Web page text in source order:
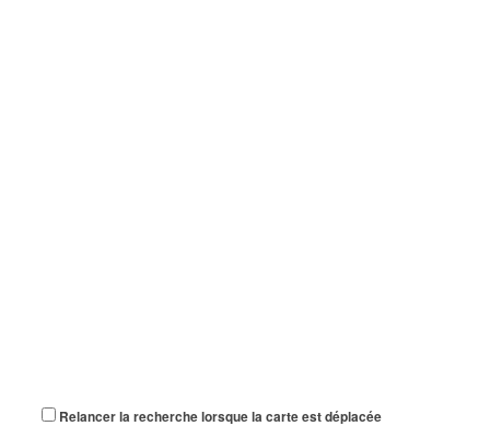
Relancer la recherche lorsque la carte est déplacée